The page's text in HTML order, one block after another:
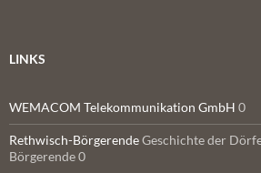
LINKS
WEMACOM Telekommunikation GmbH 0
Rethwisch-BörgerendeGeschichte der
Börgerende 0